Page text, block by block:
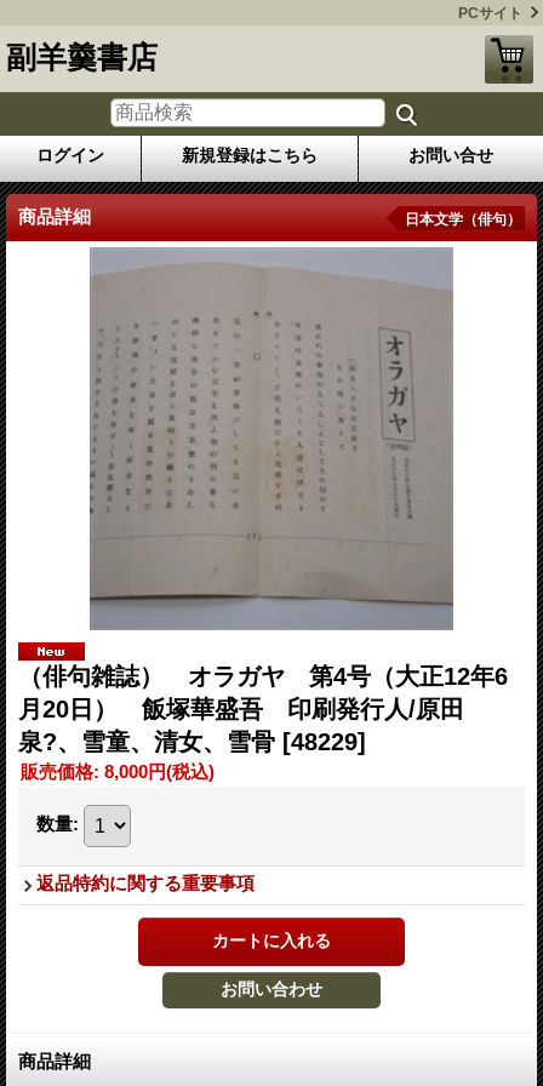
PCサイト
副羊羹書店
ログイン 新規登録はこちら お問い合せ
商品詳細 日本文学（俳句）
（俳句雑誌） オラガヤ 第4号（大正12年6
月20日） 飯塚華盛吾 印刷発行人/原田
泉?、雪童、清女、雪骨 [48229]
販売価格: 8,000円(税込)
数量:
返品特約に関する重要事項
商品詳細